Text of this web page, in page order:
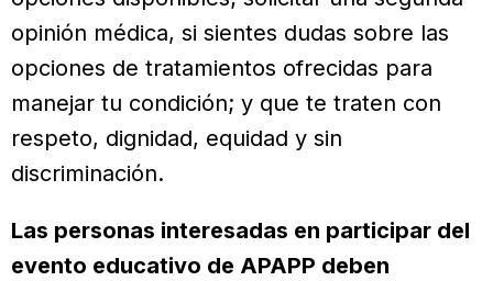
opinión médica, si sientes dudas sobre las
opciones de tratamientos ofrecidas para
manejar tu condición; y que te traten con
respeto, dignidad, equidad y sin
discriminación.
Las personas interesadas en participar del
evento educativo de APAPP deben